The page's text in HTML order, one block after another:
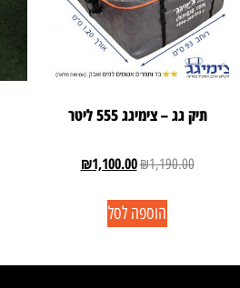
תיק גג – צימיגג 555 ליטר
₪1,190.00
₪1,100.00
הוספה לסל